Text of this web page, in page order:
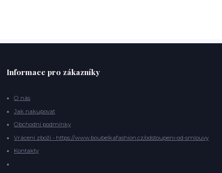
Informace pro zákazníky
O nás
Jak nakupovat
Obchodní podmínky
Vrácení zboží - https://www.boubelkafashion.cz/odstoupeni-od-smlouvy
Kontakty